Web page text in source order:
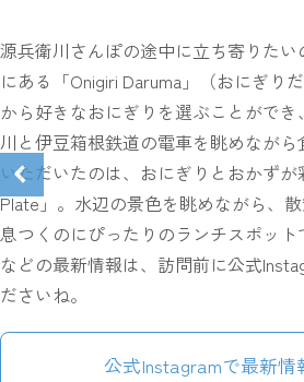
源兵衛川さんぽの途中に立ち寄りた
にある「Onigiri Daruma」（おにぎり
から好きなおにぎりを選ぶことがで
川と伊豆箱根鉄道の電車を眺めなが
いただいたのは、おにぎりとおかずが
Plate」。水辺の景色を眺めながら、
息つくのにぴったりのランチスポッ
などの最新情報は、訪問前に公式
ださいね。
公式Instagramで最新情